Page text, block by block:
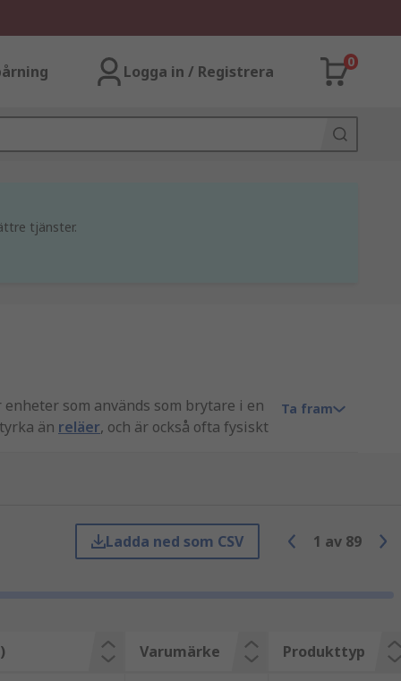
Logga in / Registrera
0
tjänster.
som används som brytare i en
än reläer, och är också ofta fysiskt
en ersättning för en del eller
till att ansluta enheten till
Ta fram
Ladda ned som CSV 1 av 89
Varumärke Produkttyp